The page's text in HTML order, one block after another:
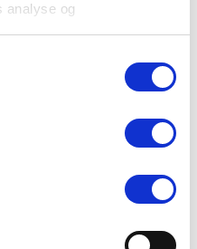
analyse og
af cookies under
til vores Cookiepolitik,